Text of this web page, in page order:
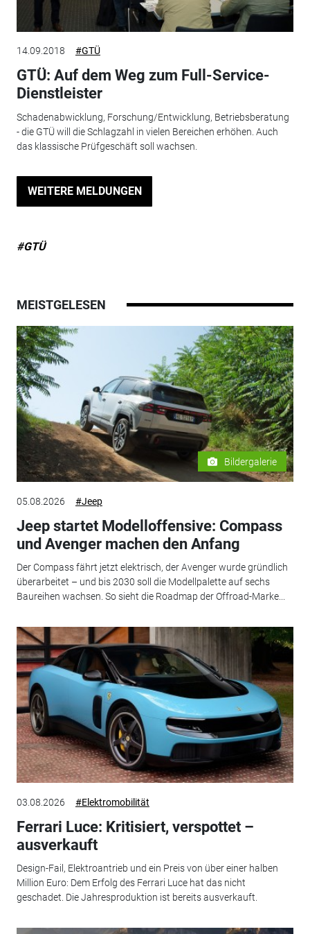
14.09.2018 #GTÜ
GTÜ: Auf dem Weg zum Full-Service-
Dienstleister
Schadenabwicklung, Forschung/Entwicklung, Betriebsberatung
- die GTÜ will die Schlagzahl in vielen Bereichen erhöhen. Auch
das klassische Prüfgeschäft soll wachsen.
WEITERE MELDUNGEN
#GTÜ
MEISTGELESEN
Bildergalerie
05.08.2026 #Jeep
Jeep startet Modelloffensive: Compass
und Avenger machen den Anfang
Der Compass fährt jetzt elektrisch, der Avenger wurde gründlich
überarbeitet – und bis 2030 soll die Modellpalette auf sechs
Baureihen wachsen. So sieht die Roadmap der Offroad-Marke...
03.08.2026 #Elektromobilität
Ferrari Luce: Kritisiert, verspottet –
ausverkauft
Design-Fail, Elektroantrieb und ein Preis von über einer halben
Million Euro: Dem Erfolg des Ferrari Luce hat das nicht
geschadet. Die Jahresproduktion ist bereits ausverkauft.